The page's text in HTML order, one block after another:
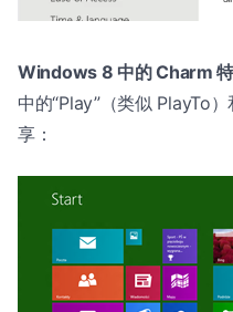
Windows 8 中的 Charm
中的“Play”（类似 PlayTo
享：